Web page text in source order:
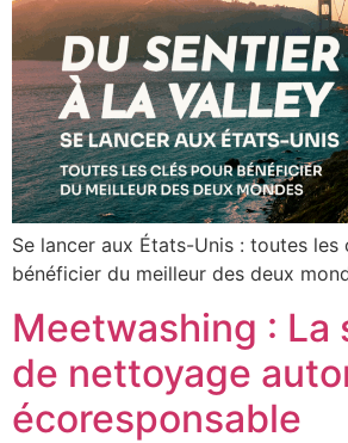
Se lancer aux États-Unis : toutes les
bénéficier du meilleur des deux
Meetwashing : La
de nettoyage
écoresponsable